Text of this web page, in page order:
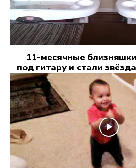
11-месячные
под гитару и стали